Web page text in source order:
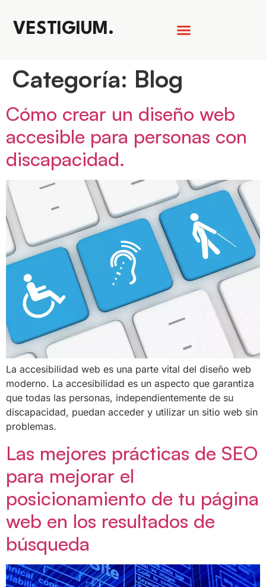
VESTIGIUM.
Categoría: Blog
Cómo crear un diseño web
accesible para personas con
discapacidad.
La accesibilidad web es una parte vital del diseño web
moderno. La accesibilidad es un aspecto que garantiza
que todas las personas, independientemente de su
discapacidad, puedan acceder y utilizar un sitio web sin
problemas.
Las mejores prácticas de SEO
para mejorar el
posicionamiento de tu página
web en los resultados de
búsqueda